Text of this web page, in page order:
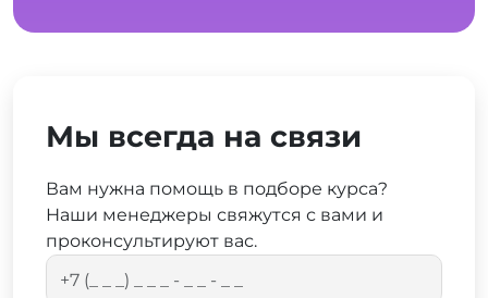
Мы всегда на связи
Вам нужна помощь в подборе курса?
Наши менеджеры свяжутся с вами и
проконсультируют вас.